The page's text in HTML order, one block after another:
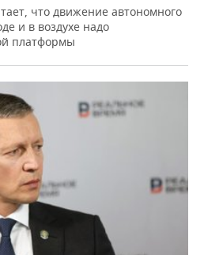
что движение автономного
и в воздухе надо
платформы